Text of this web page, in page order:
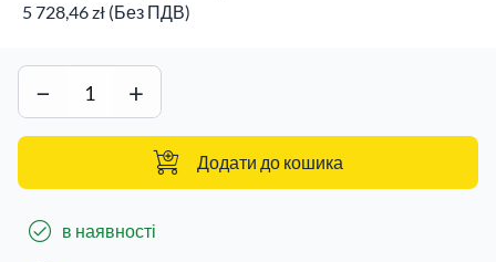
5 728,46 zł (Без ПДВ)
− +
Додати до кошика
в наявності